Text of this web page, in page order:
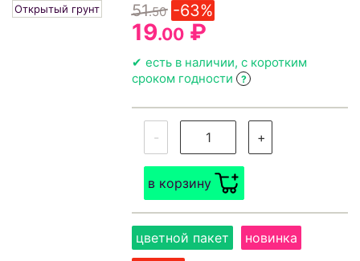
Открытый грунт
51.50 -63%
19.00 ₽
✔ есть в наличии, с коротким
сроком годности ?
- +
в корзину
цветной пакет
новинка